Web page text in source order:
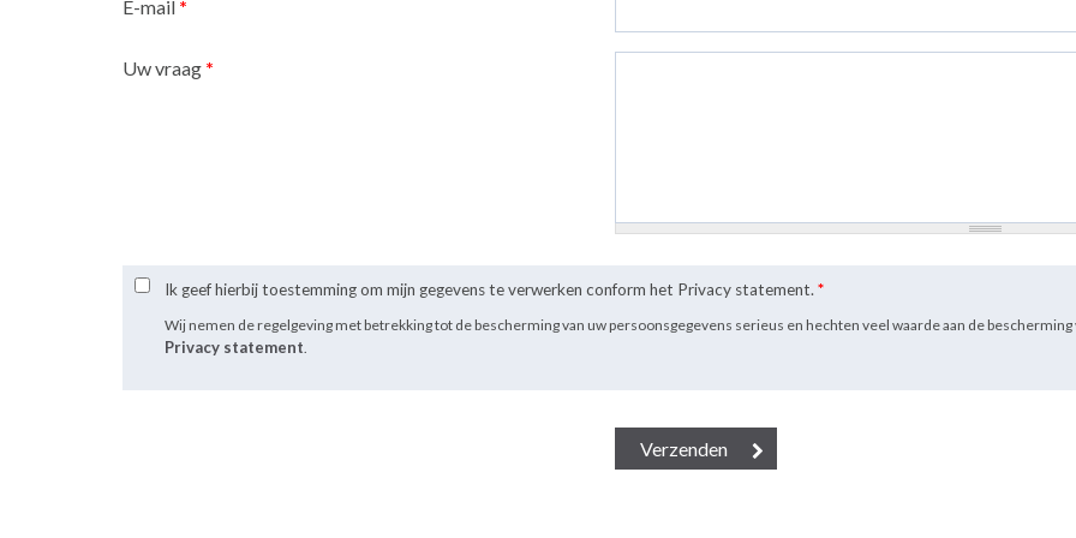
E-mail *
Uw vraag *
Ik geef hierbij toestemming om mijn gegevens te verwerken conform het Privacy statement.*
Wij nemen de regelgeving met betrekking tot de bescherming van uw persoonsgegevens serieus en hechten veel waarde aan de bescherming
Privacy statement.